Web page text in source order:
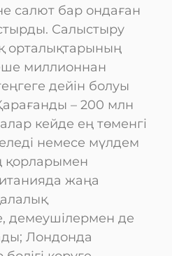
салют бар ондаған
Салыстыру
орталықтарының
миллионнан
дейін болуы
– 200 млн
кейде ең төменгі
немесе мүлдем
қорларымен
жаңа
демеушілермен де
Лондонда